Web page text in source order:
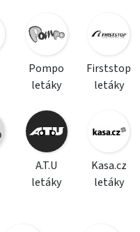
Pompo
letáky
Firststop
letáky
A.T.U
letáky
Kasa.cz
letáky